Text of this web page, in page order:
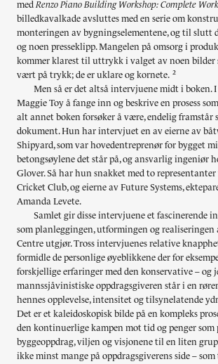
med Renzo Piano Building Workshop: Complete
billedkavalkade avsluttes med en serie om
monteringen av bygningselementene, og til slutt
og noen presseklipp. Mangelen på omsorg i
kommer klarest til uttrykk i valget av noen bilder
vært på trykk; de er uklare og kornete. 2
Men så er det altså intervjuene midt i boken. I
Maggie Toy å fange inn og beskrive en prosess
alt annet boken forsøker å være, endelig framstår
dokument. Hun har intervjuet en av eierne av
Shipyard, som var hovedentreprenør for bygget
betongsøylene det står på, og ansvarlig ingeniør
Glover. Så har hun snakket med to
Cricket Club, og eierne av Future Systems,
Amanda Levete.
Samlet gir disse intervjuene et fascinerende
som planleggingen, utformingen og realiseringen
Centre utgjør. Tross intervjuenes relative
formidle de personlige øyeblikkene der for
forskjellige erfaringer med den konservative – og
mannssjåvinistiske oppdragsgiveren står i en
hennes opplevelse, intensitet og tilsynelatende
Det er et kaleidoskopisk bilde på en kompleks
den kontinuerlige kampen mot tid og penger som
byggeoppdrag, viljen og visjonene til en liten
ikke minst mange på oppdragsgiverens side –